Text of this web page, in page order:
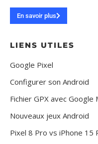
En savoir plus
LIENS UTILES
Google Pixel
Configurer son Android
Fichier GPX avec Google
Nouveaux jeux Android
Pixel 8 Pro vs iPhone 15